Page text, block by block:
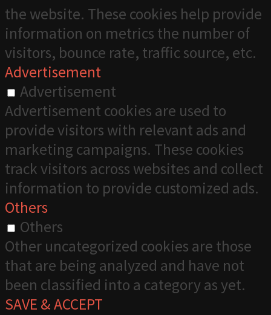
the website. These cookies help provide
information on metrics the number of
visitors, bounce rate, traffic source, etc.
Advertisement
Advertisement
Advertisement cookies are used to
provide visitors with relevant ads and
marketing campaigns. These cookies
track visitors across websites and collect
information to provide customized ads.
Others
Others
Other uncategorized cookies are those
that are being analyzed and have not
been classified into a category as yet.
SAVE & ACCEPT